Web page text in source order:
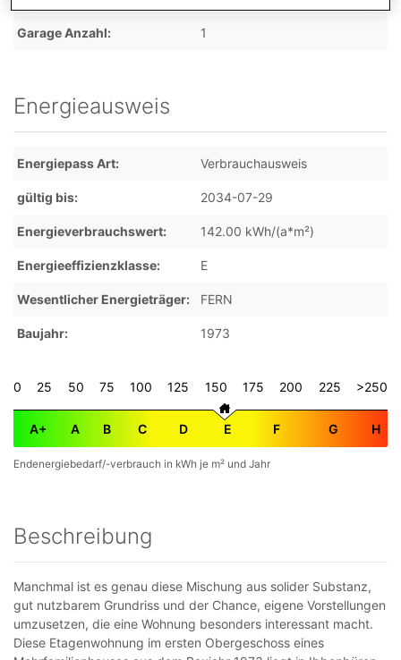
Garage Anzahl 1
Energieausweis
Energiepass Art Verbrauchausweis
gültig bis 2034-07-29
Energieverbrauchswert 142.00 kWh/(a*m²)
Energieeffizienzklasse E
Wesentlicher Energieträger FERN
Baujahr 1973
0 25 50 75 100 125 150 175 200 225 >250
A+ A B C D E F G H
Endenergiebedarf/-verbrauch in kWh je m² und Jahr
Beschreibung
Manchmal ist es genau diese Mischung aus solider Substanz,
gut nutzbarem Grundriss und der Chance, eigene Vorstellungen
umzusetzen, die eine Wohnung besonders interessant macht.
Diese Etagenwohnung im ersten Obergeschoss eines